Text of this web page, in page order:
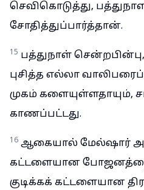
செவிகொடுத்து,
சோதித்துப்பார்த்தான்.
15 பத்துநாள்
புசித்த எல்லா
முகம் களையுள்ளதாயும்,
காணப்பட்டது.
16 ஆகையால் மேல்ஷார்
கட்டளையான
குடிக்கக் கட்டளையான